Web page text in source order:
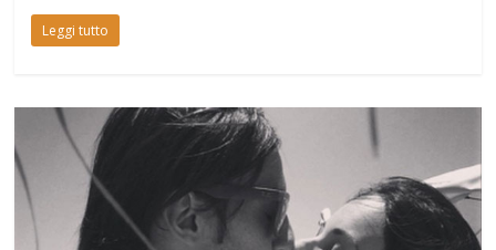
Leggi tutto